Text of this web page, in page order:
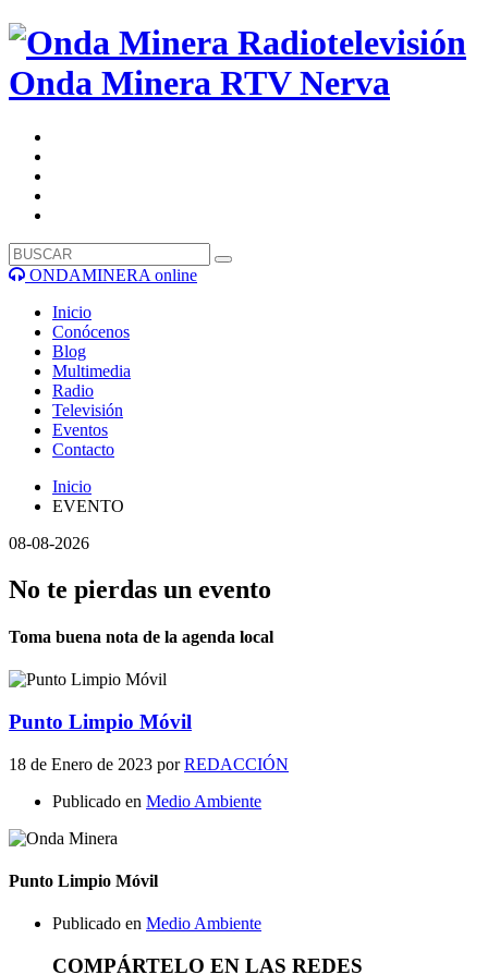
Onda Minera RTVNerva
ONDAMINERA online
Inicio
Conócenos
Blog
Multimedia
Radio
Televisión
Eventos
Contacto
Inicio
EVENTO
08-08-2026
No te pierdas un evento
Toma buena nota de la agenda local
Punto Limpio Móvil
18 de Enero de 2023 porREDACCIÓN
Publicado en Medio Ambiente
Punto Limpio Móvil
Publicado en Medio Ambiente
COMPÁRTELO EN LAS REDES